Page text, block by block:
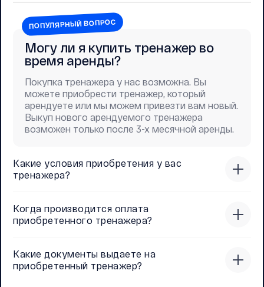
Какие условия приобретения у вас
тренажера?
Когда производится оплата
приобретенного тренажера?
Какие документы выдаете на
приобретенный тренажер?
ПОПУЛЯРНЫЙ ВОПРОС
Могу ли я купить тренажер во
время аренды?
Покупка тренажера у нас возможна. Вы
можете приобрести тренажер, который
арендуете или мы можем привезти вам новый.
Выкуп нового арендуемого тренажера
возможен только после 3-х месячной аренды.